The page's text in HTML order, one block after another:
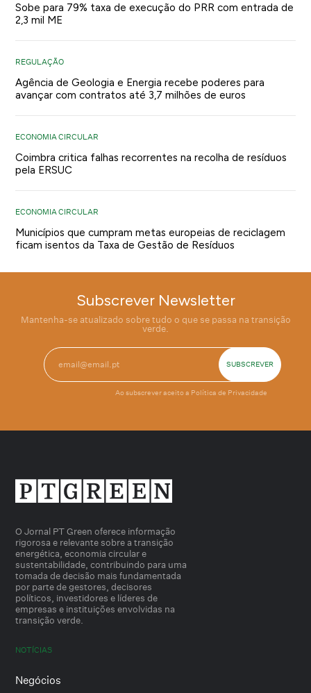
Sobe para 79% taxa de execução do PRR com entrada de
2,3 mil ME
REGULAÇÃO
Agência de Geologia e Energia recebe poderes para
avançar com contratos até 3,7 milhões de euros
ECONOMIA CIRCULAR
Coimbra critica falhas recorrentes na recolha de resíduos
pela ERSUC
ECONOMIA CIRCULAR
Municípios que cumpram metas europeias de reciclagem
ficam isentos da Taxa de Gestão de Resíduos
Subscrever Newsletter
Mantenha-se atualizado sobre tudo o que se passa na transição
verde.
Ao subscrever aceito a Política de Privacidade
O Jornal PT Green oferece informação
rigorosa e relevante sobre a transição
energética, economia circular e
sustentabilidade, contribuindo para uma
tomada de decisão mais fundamentada
por parte de gestores, decisores
políticos, investidores e líderes de
empresas e instituições envolvidas na
transição verde.
NOTÍCIAS
Negócios